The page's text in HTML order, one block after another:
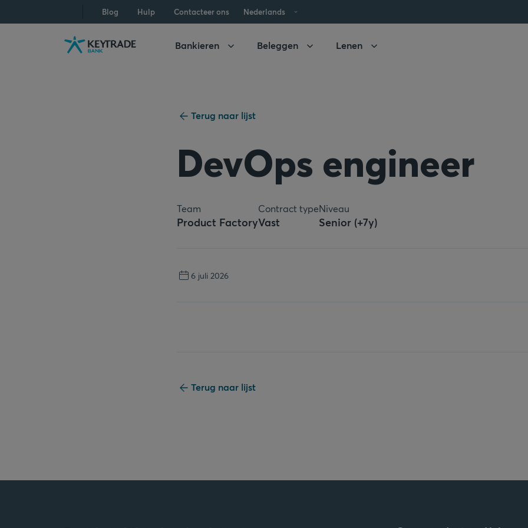
navigatie
aanmelden
inhoud
Blog Hulp Contacteer ons Nederlands
Bankieren Beleggen Lenen
Terug naar lijst
DevOps engineer
Team
Product Factory
Contract type
Vast
Niveau
Senior (+7y)
6 juli 2026
Terug naar lijst